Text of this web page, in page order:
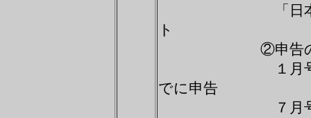
「日本フォト
ト
②申告の締
１月号～６月
でに申告
７月号～１２